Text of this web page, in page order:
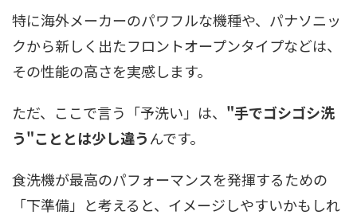
特に海外メーカーのパワフルな機種や、パナソニッ
クから新しく出たフロントオープンタイプなどは、
その性能の高さを実感します。
ただ、ここで言う「予洗い」は、 "手でゴシゴシ洗
う"こととは少し違うんです。
食洗機が最高のパフォーマンスを発揮するための
「下準備」と考えると、イメージしやすいかもしれ